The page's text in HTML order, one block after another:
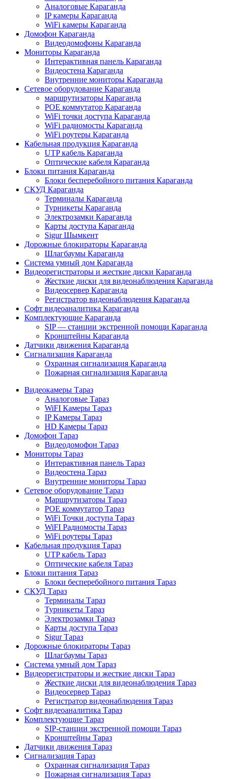
Аналоговые Караганда
IP камеры Караганда
WiFi камеры Караганда
Домофон Караганда
Видеодомофоны Караганда
Мониторы Караганда
Интерактивная панель Караганда
Видеостена Караганда
Внутренние мониторы Караганда
Сетевое оборудование Караганда
маршрутизаторы Караганда
POE коммутатор Караганда
WiFi точки доступа Караганда
WiFi радиомосты Караганда
WiFi роутеры Караганда
Кабельная продукция Караганда
UTP кабель Караганда
Оптические кабеля Караганда
Блоки питания Караганда
Блоки бесперебойного питания Караганда
СКУД Караганда
Терминалы Караганда
Турникеты Караганда
Электрозамки Караганда
Карты доступа Караганда
Sigur Шымкент
Дорожные блокираторы Караганда
Шлагбаумы Караганда
Система умный дом Караганда
Видеорегистраторы и жесткие диски Караганда
Жесткие диски для видеонаблюдения Караганда
Видеосервер Караганда
Регистратор видеонаблюдения Караганда
Софт видеоаналитика Караганда
Комплектующие Караганда
SIP — станции экстренной помощи Караганда
Кронштейны Караганда
Датчики движения Караганда
Сигнализация Караганда
Охранная сигнализация Караганда
Пожарная сигнализация Караганда
Видеокамеры Тараз
Аналоговые Тараз
WiFI Камеры Тараз
IP Камеры Тараз
HD Камеры Тараз
Домофон Тараз
Видеодомофон Тараз
Мониторы Тараз
Интерактивная панель Тараз
Видеостена Тараз
Внутренние мониторы Тараз
Сетевое оборудование Тараз
Маршрутизаторы Тараз
POE коммутатор Тараз
WiFi Точки доступа Тараз
WiFI Радиомосты Тараз
WiFi роутеры Тараз
Кабельная продукция Тараз
UTP кабель Тараз
Оптические кабеля Тараз
Блоки питания Тараз
Блоки бесперебойного питания Тараз
СКУД Тараз
Терминалы Тараз
Турникеты Тараз
Электрозамки Тараз
Карты доступа Тараз
Sigur Тараз
Дорожные блокираторы Тараз
Шлагбаумы Тараз
Система умный дом Тараз
Видеорегистраторы и жесткие диски Тараз
Жесткие диски для видеонаблюдения Тараз
Видеосервер Тараз
Регистратор видеонаблюдения Тараз
Софт видеоаналитика Тараз
Комплектующие Тараз
SIP-станции экстренной помощи Тараз
Кронштейны Тараз
Датчики движения Тараз
Сигнализация Тараз
Охранная сигнализация Тараз
Пожарная сигнализация Тараз